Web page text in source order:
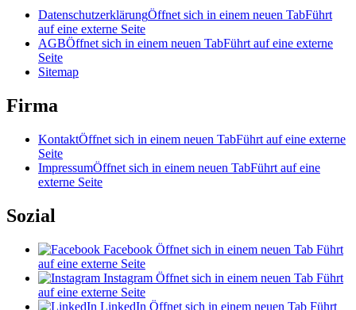
DatenschutzerklärungÖffnet sich in einem neuen TabFührt
auf eine externe Seite
AGBÖffnet sich in einem neuen TabFührt auf eine externe
Seite
Sitemap
Firma
KontaktÖffnet sich in einem neuen TabFührt auf eine externe
Seite
ImpressumÖffnet sich in einem neuen TabFührt auf eine
externe Seite
Sozial
Facebook Öffnet sich in einem neuen Tab Führt
auf eine externe Seite
Instagram Öffnet sich in einem neuen Tab Führt
auf eine externe Seite
LinkedIn Öffnet sich in einem neuen Tab Führt